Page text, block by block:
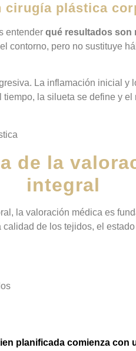
cirugía plástica
entender qué resultados son
contorno, pero no sustituye
La inflamación inicial y
la silueta se define y
de la
integral
la valoración médica es
de los tejidos, el
planificada comienza con